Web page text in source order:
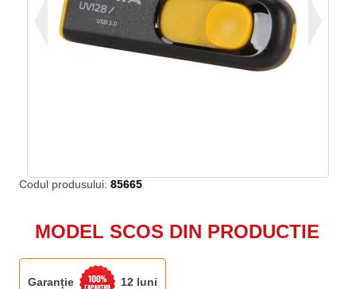
Codul produsului:85665
MODEL SCOS DIN PRODUCTIE
Garanție 12 luni